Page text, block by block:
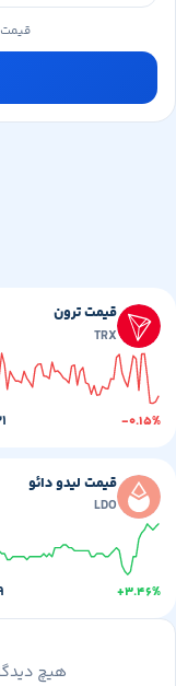
قیمت
قیمت ترون
TRX
قیمت لیدو دائو
LDO
هیچ دیدگاهی